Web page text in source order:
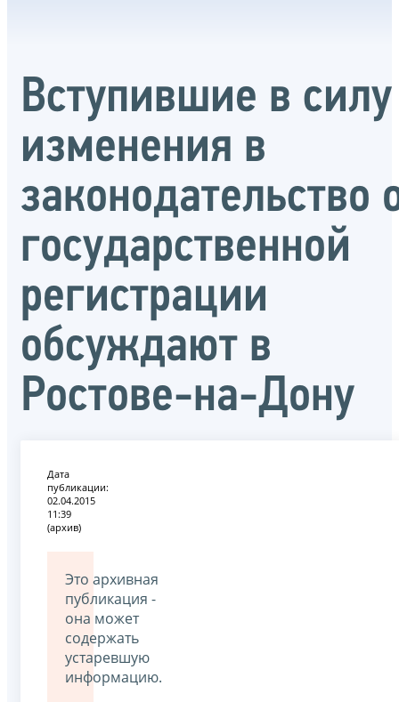
Вступившие в силу
изменения в
законодательство
государственной
регистрации
обсуждают в
Ростове-на-Дону
Дата
публикации:
02.04.2015
11:39
(архив)
Это архивная
публикация -
она может
содержать
устаревшую
информацию.